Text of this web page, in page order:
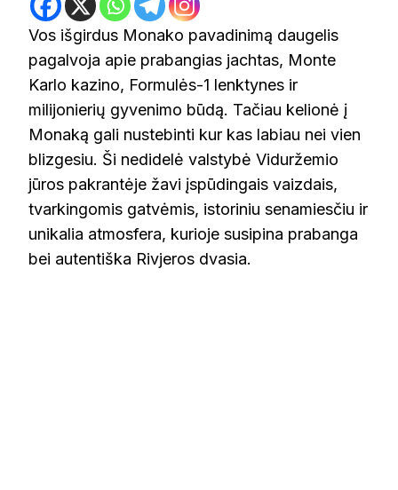
Vos išgirdus Monako pavadinimą daugelis
pagalvoja apie prabangias jachtas, Monte
Karlo kazino, Formulės-1 lenktynes ir
milijonierių gyvenimo būdą. Tačiau kelionė į
Monaką gali nustebinti kur kas labiau nei vien
blizgesiu. Ši nedidelė valstybė Viduržemio
jūros pakrantėje žavi įspūdingais vaizdais,
tvarkingomis gatvėmis, istoriniu senamiesčiu ir
unikalia atmosfera, kurioje susipina prabanga
bei autentiška Rivjeros dvasia.